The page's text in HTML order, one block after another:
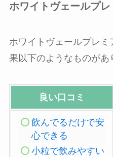
ホワイトヴェールプ
ホワイトヴェールプレ
果以下のようなものがあ
良い口コミ
飲んでるだけで安
心できる
小粒で飲みやすい